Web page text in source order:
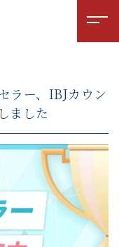
ラー、IBJカウン
ました